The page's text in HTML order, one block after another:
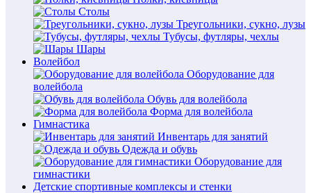
Столы
Треугольники, сукно, лузы
Тубусы, футляры, чехлы
Шары
Волейбол
Оборудование для
волейбола
Обувь для волейбола
Форма для волейбола
Гимнастика
Инвентарь для занятий
Одежда и обувь
Оборудование для
гимнастики
Детские спортивные комплексы и стенки